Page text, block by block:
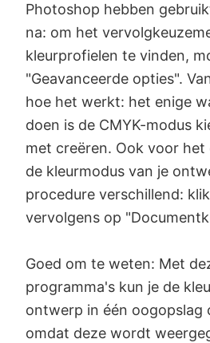
Photoshop hebben
na: om het
kleurprofielen te vinden,
"Geavanceerde opties".
hoe het werkt: het enige
doen is de CMYK-modus
met creëren. Ook voor
de kleurmodus van je
procedure verschillend:
vervolgens op
Goed om te weten: Met
programma's kun je de
ontwerp in één oogopslag
omdat deze wordt